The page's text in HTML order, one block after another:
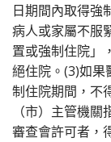
日期間內取得強
病人或家屬不服
置或強制住院」
絕住院。(3)如果
制住院期間，不
（市）主管機
審查會許可者，